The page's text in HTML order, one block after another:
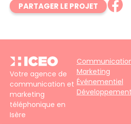
PARTAGER LE PROJET
Votre agence de
communication et
marketing
téléphonique en
Isère
Marketing
Événementiel
Développement